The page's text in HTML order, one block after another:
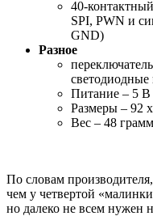
40-
SPI, PWN и
GND)
Разное
Питание – 5 В
Размеры – 92
Вес – 48 грамм
По словам
чем у четвертой
но далеко не всем нужен